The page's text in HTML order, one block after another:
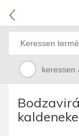
keressen